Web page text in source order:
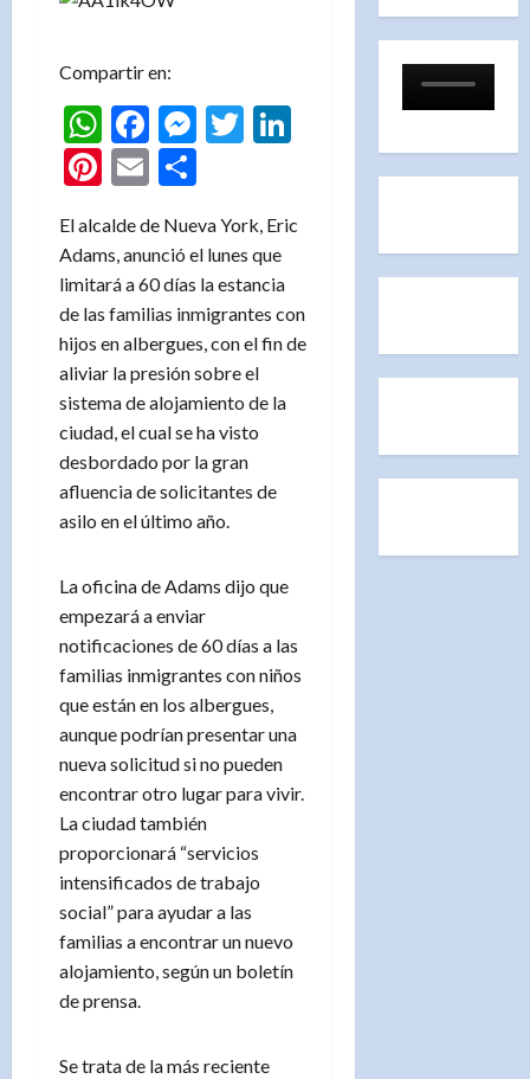
Compartir en:
WhatsApp
Facebook
Messenger
TwitterLinkedIn
Pinterest
Email
El alcalde de Nueva York, Eric
Adams, anunció el lunes que
limitará a 60 días la estancia
de las familias inmigrantes con
hijos en albergues, con el fin de
aliviar la presión sobre el
sistema de alojamiento de la
ciudad, el cual se ha visto
desbordado por la gran
afluencia de solicitantes de
asilo en el último año.
La oficina de Adams dijo que
empezará a enviar
notificaciones de 60 días a las
familias inmigrantes con niños
que están en los albergues,
aunque podrían presentar una
nueva solicitud si no pueden
encontrar otro lugar para vivir.
La ciudad también
proporcionará “servicios
intensificados de trabajo
social” para ayudar a las
familias a encontrar un nuevo
alojamiento, según un boletín
de prensa.
Se trata de la más reciente